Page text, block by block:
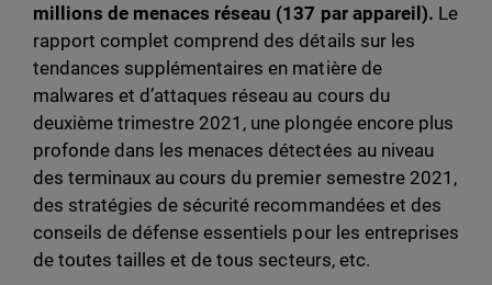
millions de menaces réseau (137 par appareil). Le
rapport complet comprend des détails sur les
tendances supplémentaires en matière de
malwares et d’attaques réseau au cours du
deuxième trimestre 2021, une plongée encore plus
profonde dans les menaces détectées au niveau
des terminaux au cours du premier semestre 2021,
des stratégies de sécurité recommandées et des
conseils de défense essentiels pour les entreprises
de toutes tailles et de tous secteurs, etc.